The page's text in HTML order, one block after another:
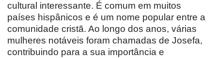
cultural interessante. É comum em muitos
países hispânicos e é um nome popular entre a
comunidade cristã. Ao longo dos anos, várias
mulheres notáveis foram chamadas de Josefa,
contribuindo para a sua importância e